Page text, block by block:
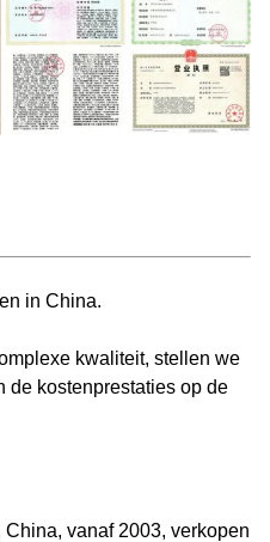
in China.
kwaliteit, stellen we
de kostenprestaties op de
vanaf 2003, verkopen